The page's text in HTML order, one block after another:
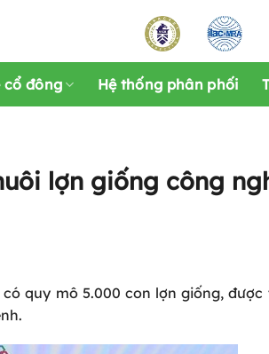
cổ đông Hệ thống phân phối
lợn giống công
quy mô 5.000 con lợn giống,